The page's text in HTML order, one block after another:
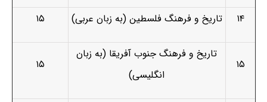
۱۴ تاریخ و فرهنگ فلسطین (به زبان عربی) ۱۵
۱۵
تاریخ و فرهنگ جنوب آفریقا (به زبان
انگلیسی)
۱۵